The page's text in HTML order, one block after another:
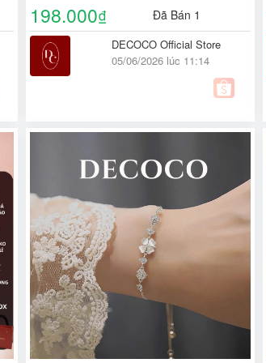
198.000₫ Đã Bán 1
DECOCO Official Store
05/06/2026 lúc 11:14